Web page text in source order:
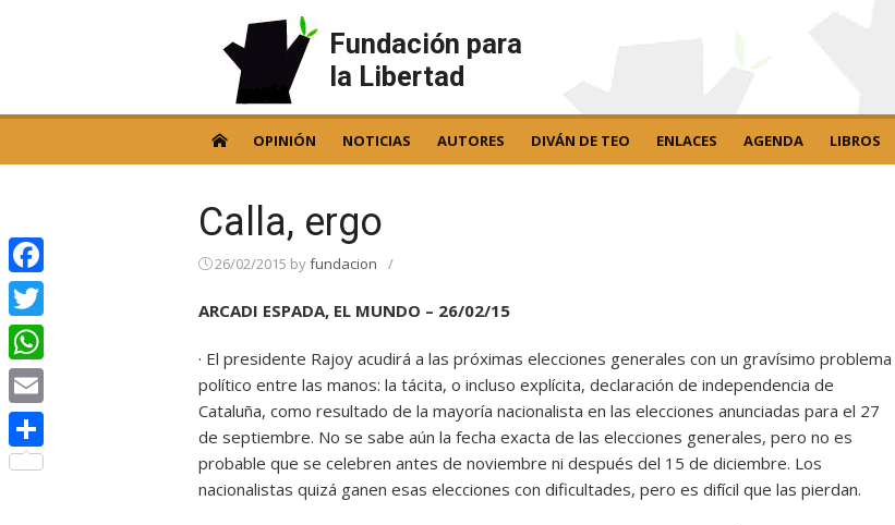
Fundación para
la Libertad
OPINIÓN NOTICIAS AUTORES DIVÁN DE TEO ENLACES AGENDA LIBROS
Calla, ergo
26/02/2015 byfundacion /
ARCADI ESPADA, EL MUNDO – 26/02/15
· El presidente Rajoy acudirá a las próximas elecciones generales con un gravísimo problema
político entre las manos: la tácita, o incluso explícita, declaración de independencia de
Cataluña, como resultado de la mayoría nacionalista en las elecciones anunciadas para el 27
de septiembre. No se sabe aún la fecha exacta de las elecciones generales, pero no es
probable que se celebren antes de noviembre ni después del 15 de diciembre. Los
nacionalistas quizá ganen esas elecciones con dificultades, pero es difícil que las pierdan.
Facebook
Twitter
WhatsApp
Email
Compartir